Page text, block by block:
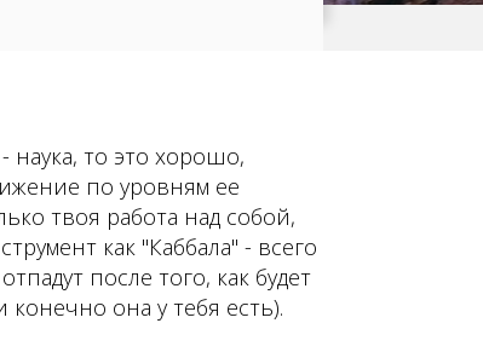
наука, то это хорошо,
по уровням ее
твоя работа над собой,
как "Каббала" - всего
после того, как будет
конечно она у тебя есть).